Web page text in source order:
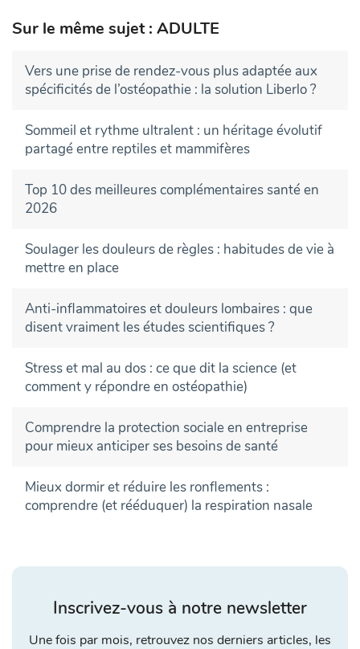
Sur le même sujet : ADULTE
Vers une prise de rendez-vous plus adaptée aux
spécificités de l’ostéopathie : la solution Liberlo ?
Sommeil et rythme ultralent : un héritage évolutif
partagé entre reptiles et mammifères
Top 10 des meilleures complémentaires santé en
2026
Soulager les douleurs de règles : habitudes de vie à
mettre en place
Anti-inflammatoires et douleurs lombaires : que
disent vraiment les études scientifiques ?
Stress et mal au dos : ce que dit la science (et
comment y répondre en ostéopathie)
Comprendre la protection sociale en entreprise
pour mieux anticiper ses besoins de santé
Mieux dormir et réduire les ronflements :
comprendre (et rééduquer) la respiration nasale
Inscrivez-vous à notre newsletter
Une fois par mois, retrouvez nos derniers articles, les